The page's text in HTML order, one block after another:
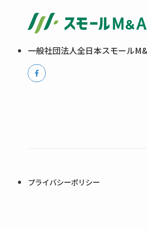
一般社団法人全日本スモール
プライバシーポリシー